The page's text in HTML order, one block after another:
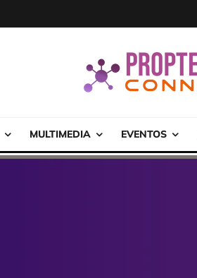
MULTIMEDIA EVENTOS